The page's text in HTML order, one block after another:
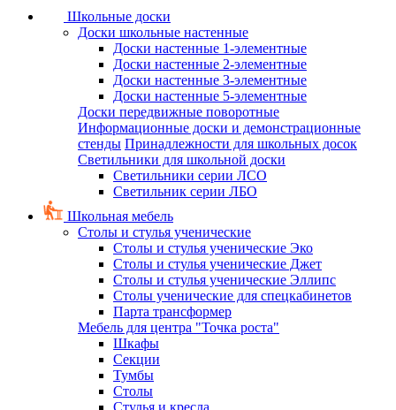
Школьные доски
Доски школьные настенные
Доски настенные 1-элементные
Доски настенные 2-элементные
Доски настенные 3-элементные
Доски настенные 5-элементные
Доски передвижные поворотные
Информационные доски и демонстрационные
стенды Принадлежности для школьных досок
Светильники для школьной доски
Светильники серии ЛСО
Светильник серии ЛБО
Школьная мебель
Столы и стулья ученические
Столы и стулья ученические Эко
Столы и стулья ученические Джет
Столы и стулья ученические Эллипс
Столы ученические для спецкабинетов
Парта трансформер
Мебель для центра "Точка роста"
Шкафы
Секции
Тумбы
Столы
Стулья и кресла